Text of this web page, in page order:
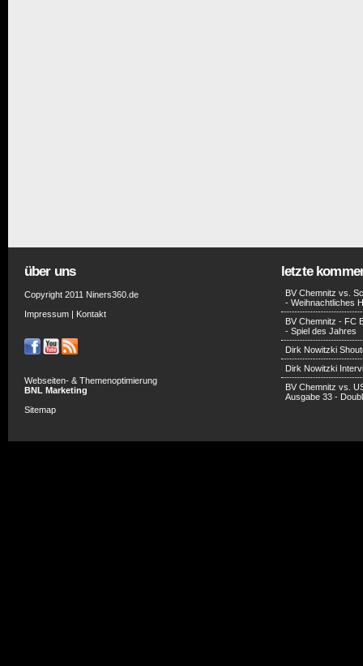
über uns
Copyright 2011 Niners360.de
Impressum | Kontakt
Webseiten- & Themenoptimierung
BNL Marketing
Sitemap
letzte
BV Chemnitz vs.
- Weihnachtliches
BV Chemnitz - FC
- Spiel des Jahres
Dirk Nowitzki
Dirk Nowitzki
BV Chemnitz vs.
Ausgabe 33 -